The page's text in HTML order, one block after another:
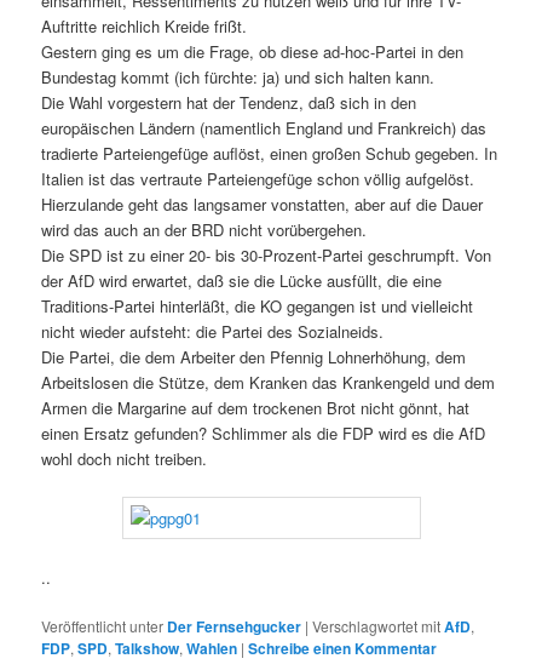
Auftritte reichlich Kreide frißt.
Gestern ging es um die Frage, ob diese ad-hoc-Partei in den
Bundestag kommt (ich fürchte: ja) und sich halten kann.
Die Wahl vorgestern hat der Tendenz, daß sich in den
europäischen Ländern (namentlich England und Frankreich) das
tradierte Parteiengefüge auflöst, einen großen Schub gegeben. In
Italien ist das vertraute Parteiengefüge schon völlig aufgelöst.
Hierzulande geht das langsamer vonstatten, aber auf die Dauer
wird das auch an der BRD nicht vorübergehen.
Die SPD ist zu einer 20- bis 30-Prozent-Partei geschrumpft. Von
der AfD wird erwartet, daß sie die Lücke ausfüllt, die eine
Traditions-Partei hinterläßt, die KO gegangen ist und vielleicht
nicht wieder aufsteht: die Partei des Sozialneids.
Die Partei, die dem Arbeiter den Pfennig Lohnerhöhung, dem
Arbeitslosen die Stütze, dem Kranken das Krankengeld und dem
Armen die Margarine auf dem trockenen Brot nicht gönnt, hat
einen Ersatz gefunden? Schlimmer als die FDP wird es die AfD
wohl doch nicht treiben.
..
Veröffentlicht unter Der Fernsehgucker |Verschlagwortet mitAfD,
FDP,SPD,Talkshow,Wahlen |Schreibe einen Kommentar